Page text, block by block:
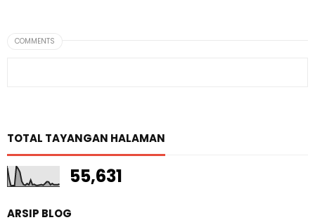
COMMENTS
TOTAL TAYANGAN HALAMAN
55,631
ARSIP BLOG